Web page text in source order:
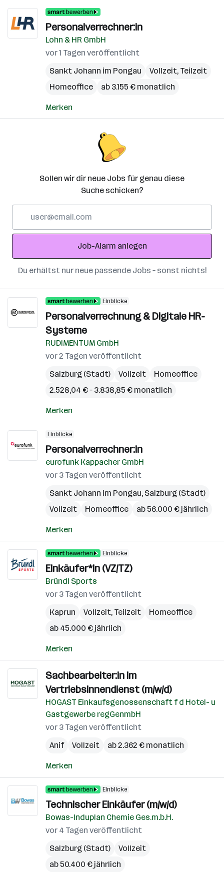
Personalverrechner:in
Lohn & HR GmbH
vor 1 Tagen veröffentlicht
Sankt Johann im Pongau
Vollzeit, Teilzeit
Homeoffice
ab 3.155 € monatlich
Merken
Sollen wir dir neue Jobs für genau diese
Suche schicken?
Adresse
Job-Alarm anlegen
Du erhältst nur neue passende Jobs – sonst nichts!
Einblicke
Personalverrechnung & Digitale HR-
Systeme
RUDIMENTUM GmbH
vor 2 Tagen veröffentlicht
Salzburg (Stadt)
Vollzeit
Homeoffice
2.528,04 € – 3.838,85 € monatlich
Merken
Einblicke
Personalverrechner:in
eurofunk Kappacher GmbH
vor 3 Tagen veröffentlicht
Sankt Johann im Pongau, Salzburg (Stadt)
Vollzeit
Homeoffice ab 56.000 € jährlich
Merken
Einblicke
Einkäufer*in (VZ/TZ)
Bründl Sports
vor 3 Tagen veröffentlicht
Kaprun
Vollzeit, Teilzeit
Homeoffice
ab 45.000 € jährlich
Merken
Sachbearbeiter:in im
Vertriebsinnendienst (m/w/d)
HOGAST Einkaufsgenossenschaft f d Hotel- u
Gastgewerbe regGenmbH
vor 3 Tagen veröffentlicht
Anif
Vollzeit ab 2.362 € monatlich
Merken
Einblicke
Technischer Einkäufer (m/w/d)
Bowas-Induplan Chemie Ges.m.b.H.
vor 4 Tagen veröffentlicht
Salzburg (Stadt)
Vollzeit
ab 50.400 € jährlich